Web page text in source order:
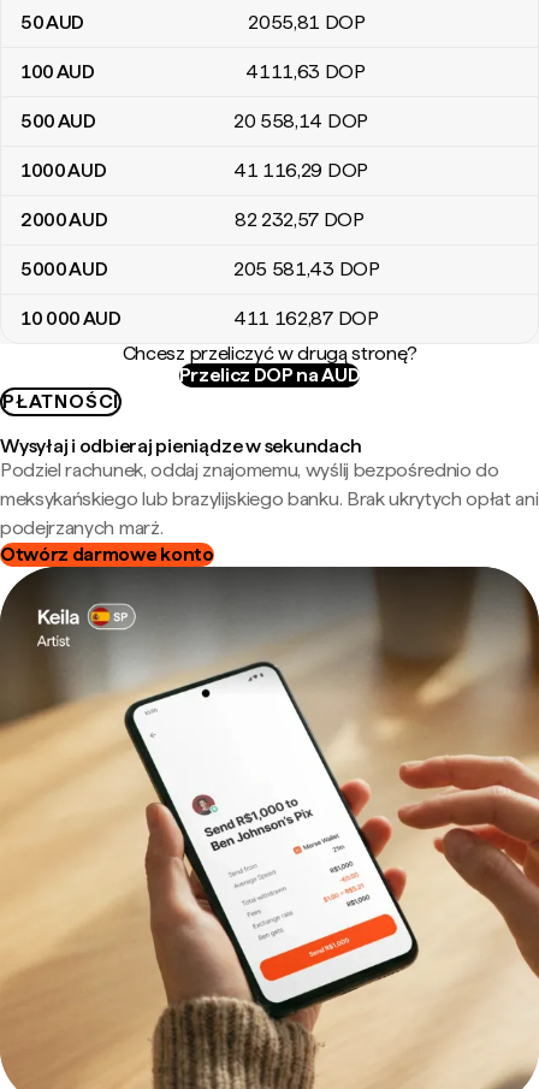
50AUD 2055,81 DOP
100AUD 4111,63 DOP
500AUD 20 558,14 DOP
1000AUD 41 116,29 DOP
2000AUD 82 232,57 DOP
5000AUD 205 581,43 DOP
10 000AUD 411 162,87 DOP
Chcesz przeliczyć w drugą stronę?
Przelicz DOP na AUD
PŁATNOŚCI
Wysyłaj i odbieraj pieniądze w sekundach
Podziel rachunek, oddaj znajomemu, wyślij bezpośrednio do
meksykańskiego lub brazylijskiego banku. Brak ukrytych opłat ani
podejrzanych marż.
Otwórz darmowe konto